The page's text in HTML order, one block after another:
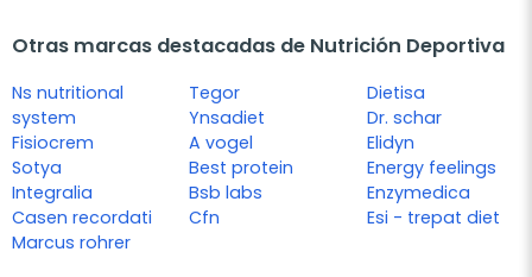
Otras marcas destacadas de Nutrición Deportiva
Ns nutritional
system
Fisiocrem
Sotya
Integralia
Casen recordati
Marcus rohrer
Tegor
Ynsadiet
A vogel
Best protein
Bsb labs
Cfn
Dietisa
Dr. schar
Elidyn
Energy feelings
Enzymedica
Esi - trepat diet